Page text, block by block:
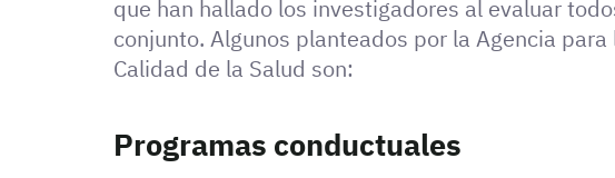
que han hallado los investigadores al evaluar
conjunto. Algunos planteados por la Agencia
Calidad de la Salud son:
Programas conductuales